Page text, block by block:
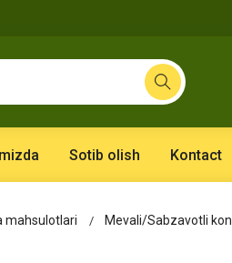
Sotib olish Kontact
mahsulotlari
Mevali/Sabzavotli